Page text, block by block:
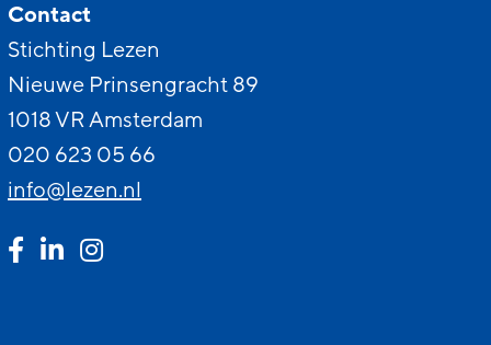
Contact
Stichting Lezen
Nieuwe Prinsengracht 89
1018 VR Amsterdam
020 623 05 66
info@lezen.nl